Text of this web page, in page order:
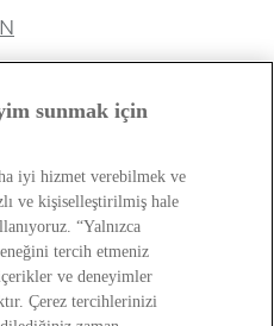
ve Sigorta Şirketleri
Hakkında
sunmak için
iyi hizmet verebilmek ve
ve kişiselleştirilmiş hale
“Yalnızca
tercih etmeniz
ve deneyimler
Çerez tercihlerinizi